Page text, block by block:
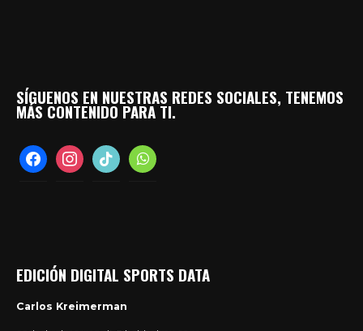
SÍGUENOS EN NUESTRAS REDES SOCIALES, TENEMOS
MÁS CONTENIDO PARA TI.
facebookinstagramtiktok whatsapp
EDICIÓN DIGITAL SPORTS DATA
Carlos Kreimerman